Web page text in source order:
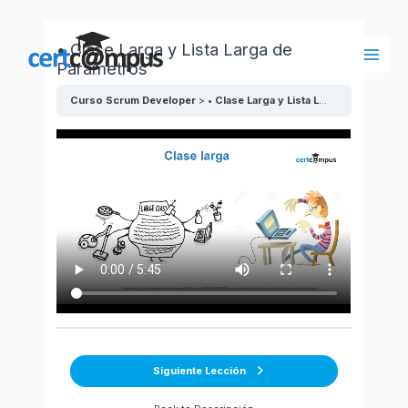
contenido
• Clase Larga y Lista Larga de
Parámetros
Curso Scrum Developer • Clase Larga y Lista Larga de Parámetros
Siguiente Lección